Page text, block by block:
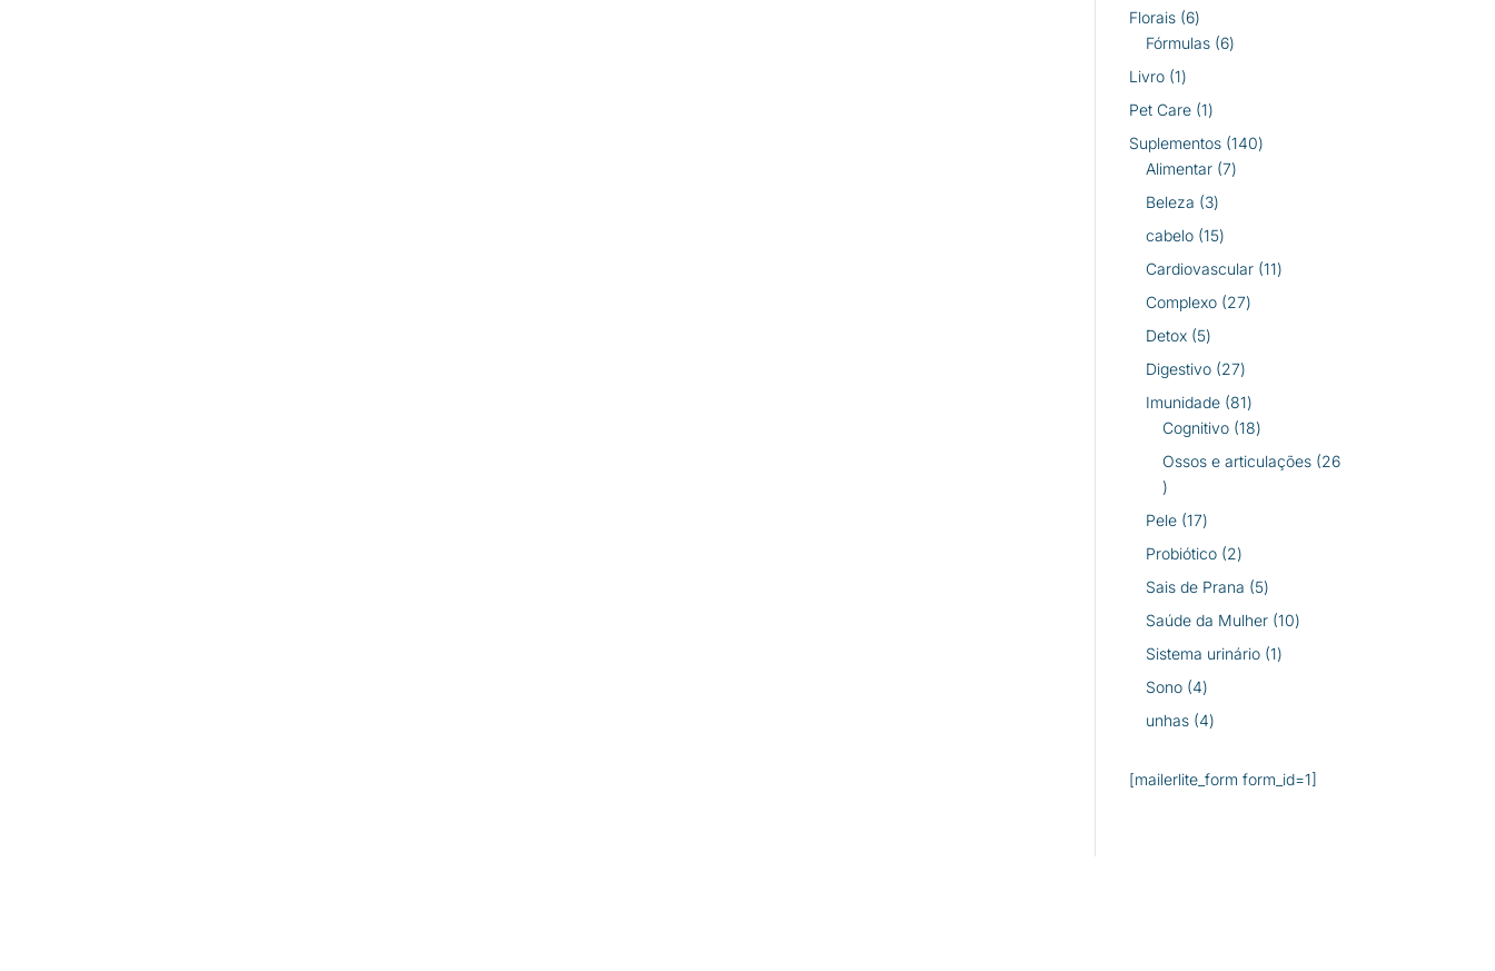
Florais 66
produtos
Fórmulas 66
Livro 11
produto
Pet Care 11
produto
Suplementos 140140
Alimentar 77
Beleza 33
produtos
cabelo 1515
produtos
Cardiovascular 1111
Complexo 2727
Detox 55
produtos
Digestivo 2727
produtos
Imunidade 8181
produtos
Cognitivo 1818
produtos
Ossos e articulações 26
26
produtos
Pele 1717
produtos
Probiótico 22
produtos
Sais de Prana 55
produtos
Saúde da Mulher 1010
Sistema urinário 11
Sono 44
produtos
unhas 44
[mailerlite_form form_id=1]